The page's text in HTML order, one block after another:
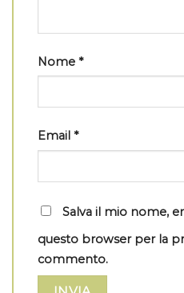
Nome *
Email *
Salva il mio nome,
questo browser per la
commento.